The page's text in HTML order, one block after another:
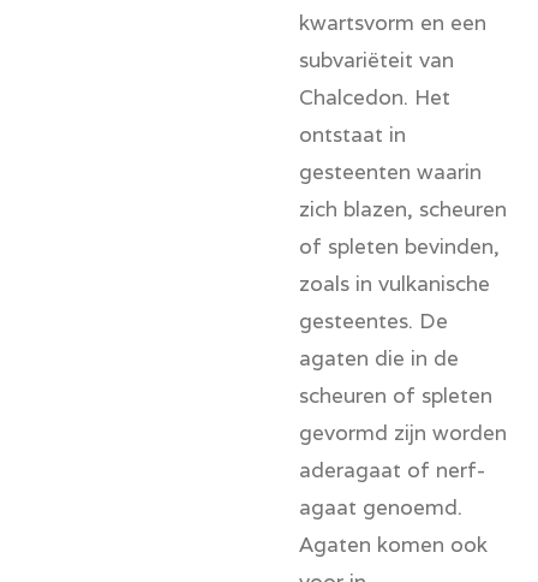
kwartsvorm en een
subvariëteit van
Chalcedon. Het
ontstaat in
gesteenten waarin
zich blazen, scheuren
of spleten bevinden,
zoals in vulkanische
gesteentes. De
agaten die in de
scheuren of spleten
gevormd zijn worden
aderagaat of nerf-
agaat genoemd.
Agaten komen ook